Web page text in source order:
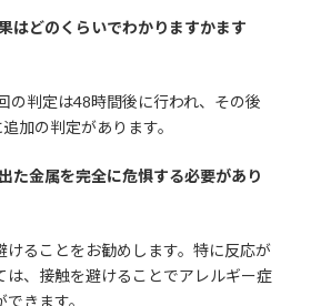
はどのくらいでわかりますかます
の判定は48時間後に行われ、その後
加の判定があります。
た金属を完全に危惧する必要があり
けることをお勧めします。特に反応が
は、接触を避けることでアレルギー症
きます。